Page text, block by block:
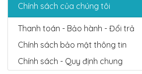
Chính sách của chúng tôi
Thanh toán - Bảo hành - Đổi trả
Chính sách bảo mật thông tin
Chính sách - Quy định chung